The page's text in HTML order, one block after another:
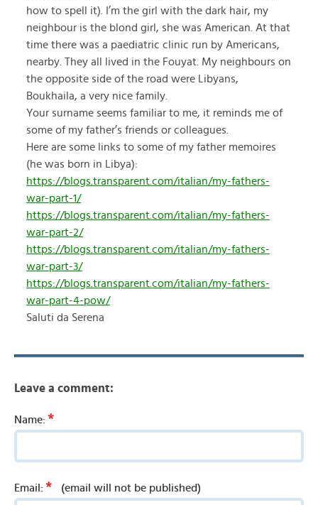
how to spell it). I’m the girl with the dark hair, my
neighbour is the blond girl, she was American. At that
time there was a paediatric clinic run by Americans,
nearby. They all lived in the Fouyat. My neighbours on
the opposite side of the road were Libyans,
Boukhaila, a very nice family.
Your surname seems familiar to me, it reminds me of
some of my father’s friends or colleagues.
Here are some links to some of my father memoires
(he was born in Libya):
https://blogs.transparent.com/italian/my-fathers-
war-part-1/
https://blogs.transparent.com/italian/my-fathers-
war-part-2/
https://blogs.transparent.com/italian/my-fathers-
war-part-3/
https://blogs.transparent.com/italian/my-fathers-
war-part-4-pow/
Saluti da Serena
Leave a comment:
Name: *
Email: * (email will not be published)